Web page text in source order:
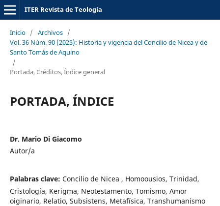
ITER Revista de Teología
Inicio / Archivos /
Vol. 36 Núm. 90 (2025): Historia y vigencia del Concilio de Nicea y de
Santo Tomás de Aquino
/
Portada, Créditos, Índice general
PORTADA, ÍNDICE
Dr. Mario Di Giacomo
Autor/a
Palabras clave: Concilio de Nicea , Homoousios, Trinidad,
Cristología, Kerigma, Neotestamento, Tomismo, Amor
oiginario, Relatio, Subsistens, Metafísica, Transhumanismo